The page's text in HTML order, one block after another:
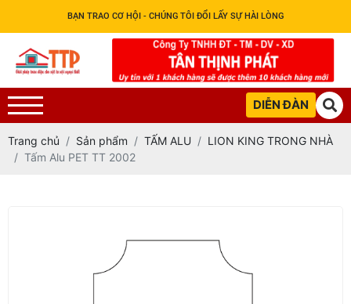
BẠN TRAO CƠ HỘI - CHÚNG TÔI ĐỔI LẤY SỰ HÀI LÒNG
DIỄN ĐÀN
Trang chủ Sản phẩm TẤM ALU
LION KING TRONG NHÀ
Tấm Alu PET TT 2002